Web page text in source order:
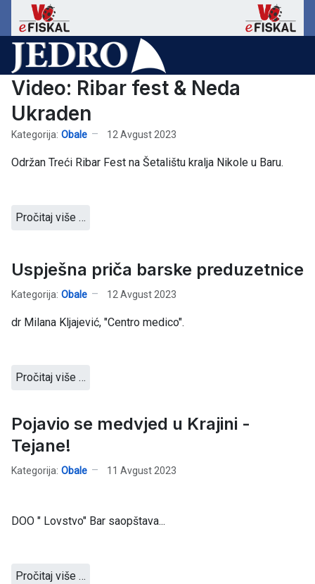
Video: Ribar fest & Neda
Ukraden
Kategorija: Obale 12 Avgust 2023
Održan Treći Ribar Fest na Šetalištu kralja Nikole u Baru.
Pročitaj više …
Uspješna priča barske preduzetnice
Kategorija: Obale 12 Avgust 2023
dr Milana Kljajević, "Centro medico".
Pročitaj više …
Pojavio se medvjed u Krajini -
Tejane!
Kategorija: Obale 11 Avgust 2023
DOO " Lovstvo" Bar saopštava...
Pročitaj više …